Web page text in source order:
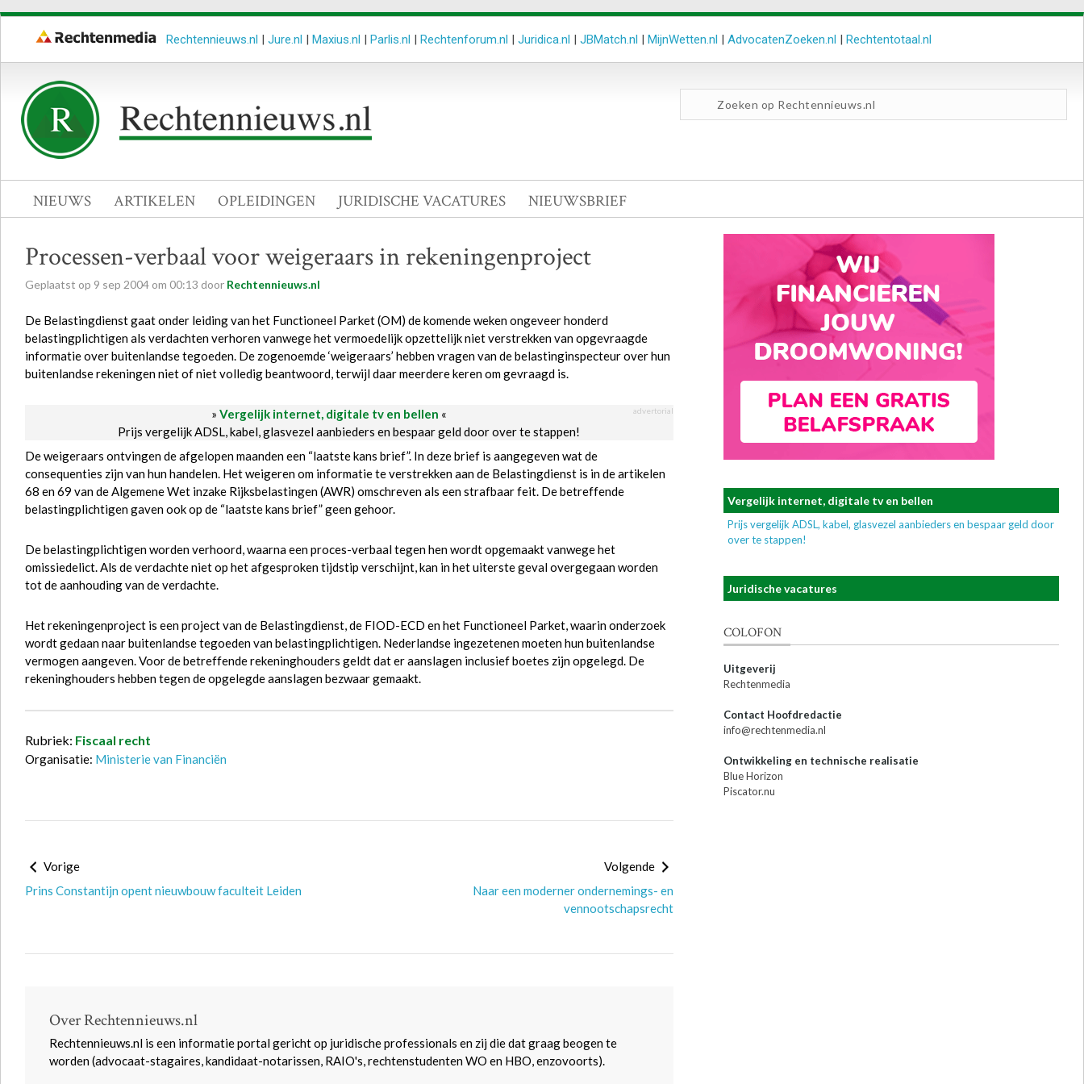
Rechtennieuws.nl | Jure.nl | Maxius.nl | Parlis.nl | Rechtenforum.nl | Juridica.nl | JBMatch.nl | MijnWetten.nl | AdvocatenZoeken.nl | Rechtentotaal.nl
NIEUWS ARTIKELEN OPLEIDINGEN JURIDISCHE VACATURES NIEUWSBRIEF
Processen-verbaal voor weigeraars in rekeningenproject
Geplaatst op 9 sep 2004 om 00:13 door Rechtennieuws.nl
De Belastingdienst gaat onder leiding van het Functioneel Parket (OM) de komende weken ongeveer honderd
belastingplichtigen als verdachten verhoren vanwege het vermoedelijk opzettelijk niet verstrekken van opgevraagde
informatie over buitenlandse tegoeden. De zogenoemde ‘weigeraars’ hebben vragen van de belastinginspecteur over hun
buitenlandse rekeningen niet of niet volledig beantwoord, terwijl daar meerdere keren om gevraagd is.
» Vergelijk internet, digitale tv en bellen « advertorial
Prijs vergelijk ADSL, kabel, glasvezel aanbieders en bespaar geld door over te stappen!
De weigeraars ontvingen de afgelopen maanden een “laatste kans brief”. In deze brief is aangegeven wat de
consequenties zijn van hun handelen. Het weigeren om informatie te verstrekken aan de Belastingdienst is in de artikelen
68 en 69 van de Algemene Wet inzake Rijksbelastingen (AWR) omschreven als een strafbaar feit. De betreffende
belastingplichtigen gaven ook op de “laatste kans brief” geen gehoor.
De belastingplichtigen worden verhoord, waarna een proces-verbaal tegen hen wordt opgemaakt vanwege het
omissiedelict. Als de verdachte niet op het afgesproken tijdstip verschijnt, kan in het uiterste geval overgegaan worden
tot de aanhouding van de verdachte.
Het rekeningenproject is een project van de Belastingdienst, de FIOD-ECD en het Functioneel Parket, waarin onderzoek
wordt gedaan naar buitenlandse tegoeden van belastingplichtigen. Nederlandse ingezetenen moeten hun buitenlandse
vermogen aangeven. Voor de betreffende rekeninghouders geldt dat er aanslagen inclusief boetes zijn opgelegd. De
rekeninghouders hebben tegen de opgelegde aanslagen bezwaar gemaakt.
Rubriek: Fiscaal recht
Organisatie: Ministerie van Financiën
Vorige
Prins Constantijn opent nieuwbouw faculteit Leiden
Volgende
Naar een moderner ondernemings- en
vennootschapsrecht
Over Rechtennieuws.nl
Rechtennieuws.nl is een informatie portal gericht op juridische professionals en zij die dat graag beogen te
worden (advocaat-stagaires, kandidaat-notarissen, RAIO's, rechtenstudenten WO en HBO, enzovoorts).
Vergelijk internet, digitale tv en bellen
Prijs vergelijk ADSL, kabel, glasvezel aanbieders en bespaar geld door
over te stappen!
Juridische vacatures
COLOFON
Uitgeverij
Rechtenmedia
Contact Hoofdredactie
info@rechtenmedia.nl
Ontwikkeling en technische realisatie
Blue Horizon
Piscator.nu